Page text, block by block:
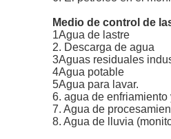
Medio de control de
1Agua de lastre
2. Descarga de agua
3Aguas residuales
4Agua potable
5Agua para lavar.
6. agua de
7. Agua de
8. Agua de lluvia